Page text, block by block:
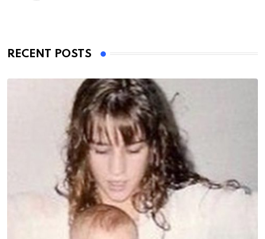
RECENT POSTS